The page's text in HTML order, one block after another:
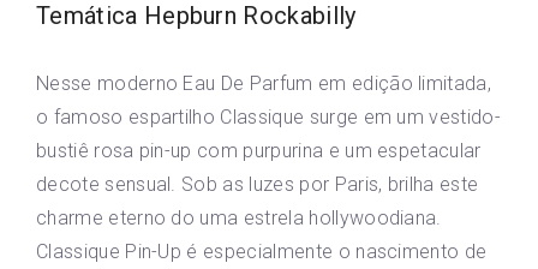
Temática Hepburn Rockabilly
Nesse moderno Eau De Parfum em edição limitada,
o famoso espartilho Classique surge em um vestido-
bustiê rosa pin-up com purpurina e um espetacular
decote sensual. Sob as luzes por Paris, brilha este
charme eterno do uma estrela hollywoodiana.
Classique Pin-Up é especialmente o nascimento de